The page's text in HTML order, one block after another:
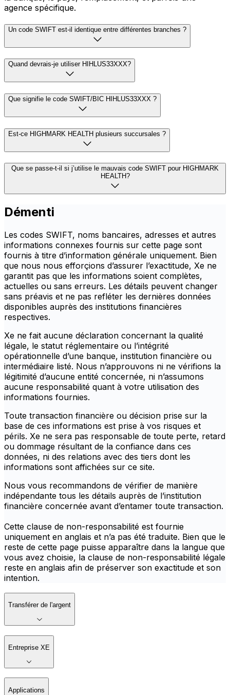
agence spécifique.
Un code SWIFT est-il identique entre différentes branches ?
Quand devrais-je utiliser HIHLUS33XXX?
Que signifie le code SWIFT/BIC HIHLUS33XXX ?
Est-ce HIGHMARK HEALTH plusieurs succursales ?
Que se passe-t-il si j’utilise le mauvais code SWIFT pour HIGHMARK
HEALTH?
Démenti
Les codes SWIFT, noms bancaires, adresses et autres
informations connexes fournis sur cette page sont
fournis à titre d’information générale uniquement. Bien
que nous nous efforçions d’assurer l’exactitude, Xe ne
garantit pas que les informations soient complètes,
actuelles ou sans erreurs. Les détails peuvent changer
sans préavis et ne pas refléter les dernières données
disponibles auprès des institutions financières
respectives.
Xe ne fait aucune déclaration concernant la qualité
légale, le statut réglementaire ou l’intégrité
opérationnelle d’une banque, institution financière ou
intermédiaire listé. Nous n’approuvons ni ne vérifions la
légitimité d’aucune entité concernée, ni n’assumons
aucune responsabilité quant à votre utilisation des
informations fournies.
Toute transaction financière ou décision prise sur la
base de ces informations est prise à vos risques et
périls. Xe ne sera pas responsable de toute perte, retard
ou dommage résultant de la confiance dans ces
données, ni des relations avec des tiers dont les
informations sont affichées sur ce site.
Nous vous recommandons de vérifier de manière
indépendante tous les détails auprès de l’institution
financière concernée avant d’entamer toute transaction.
Cette clause de non-responsabilité est fournie
uniquement en anglais et n’a pas été traduite. Bien que le
reste de cette page puisse apparaître dans la langue que
vous avez choisie, la clause de non-responsabilité légale
reste en anglais afin de préserver son exactitude et son
intention.
Transférer de l'argent
Entreprise XE
Applications